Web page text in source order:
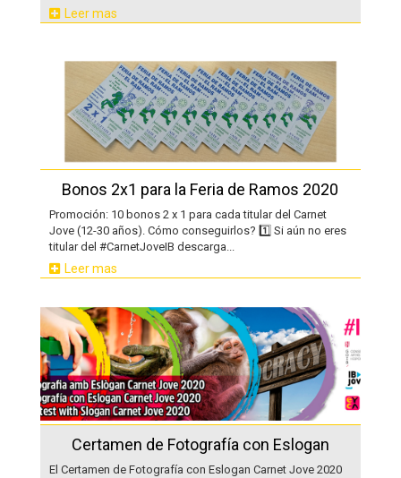
Leer mas
Bonos 2x1 para la Feria de Ramos 2020
Promoción: 10 bonos 2 x 1 para cada titular del Carnet
Jove (12-30 años). Cómo conseguirlos? 1️⃣ Si aún no eres
titular del #CarnetJoveIB descarga...
Leer mas
Certamen de Fotografía con Eslogan
El Certamen de Fotografía con Eslogan Carnet Jove 2020